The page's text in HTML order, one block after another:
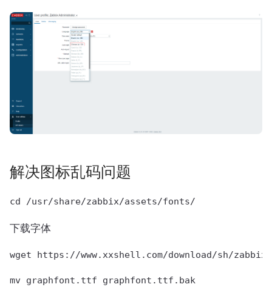
解决图标乱码问题
下载字体
mv graphfont.ttf graphfont.ttf.bak